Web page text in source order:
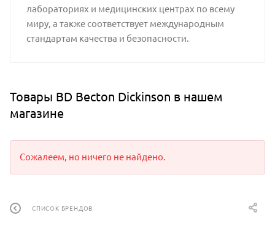
лабораториях и медицинских центрах по всему
миру, а также соответствует международным
стандартам качества и безопасности.
Товары BD Becton Dickinson в нашем
магазине
Сожалеем, но ничего не найдено.
СПИСОК БРЕНДОВ